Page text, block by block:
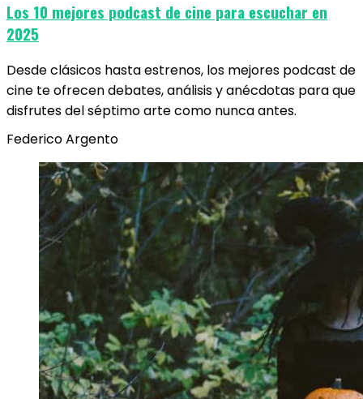
Los 10 mejores podcast de cine para escuchar en
2025
Desde clásicos hasta estrenos, los mejores podcast de
cine te ofrecen debates, análisis y anécdotas para que
disfrutes del séptimo arte como nunca antes.
Federico Argento